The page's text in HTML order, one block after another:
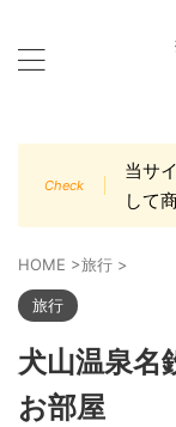
当サ
して
HOME >旅行 >
旅行
犬山温泉名
お部屋